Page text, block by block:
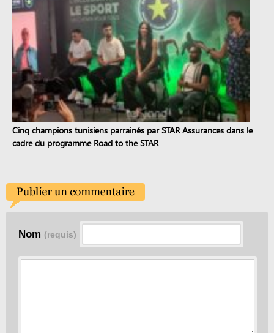
Cinq champions tunisiens parrainés par STAR Assurances dans le
cadre du programme Road to the STAR
Nom (requis)